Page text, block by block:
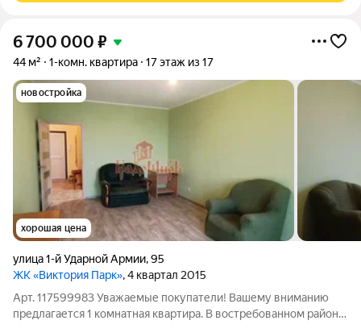
6 700 000 ₽
44 м² 1-комн. квартира 17 этаж из 17
новостройка
хорошая цена
улица 1-й Ударной Армии,95
ЖК «Виктория Парк», 4 квартал 2015
Арт. 117599983 Уважаемые покупатели! Вашему вниманию
предлагается 1 комнатная квартира. В востребованном районе